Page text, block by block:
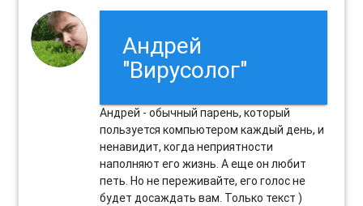
Андрей
"Вирусолог"
Андрей - обычный парень, который
пользуется компьютером каждый день, и
ненавидит, когда неприятности
наполняют его жизнь. А еще он любит
петь. Но не переживайте, его голос не
будет досаждать вам. Только текст )